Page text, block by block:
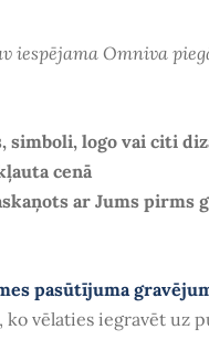
iespējama Omniva
simboli, logo vai citi
cenā
ar Jums pirms
pasūtījuma
, ko vēlaties iegravēt uz